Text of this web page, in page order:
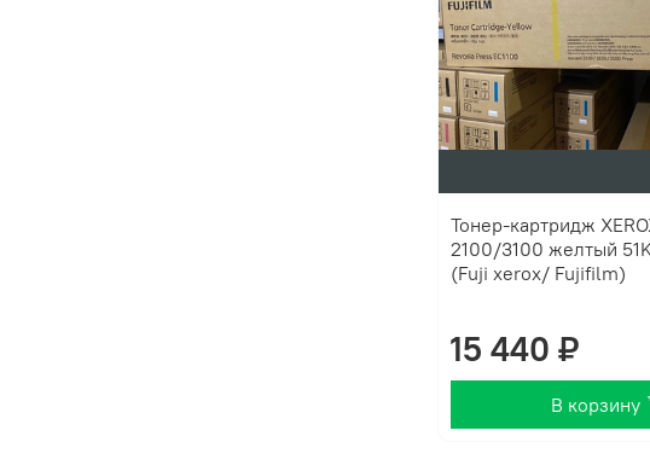
Тонер-картридж
2100/3100 желтый
(Fuji xerox/ Fujifilm)
15 440 ₽
В корзину